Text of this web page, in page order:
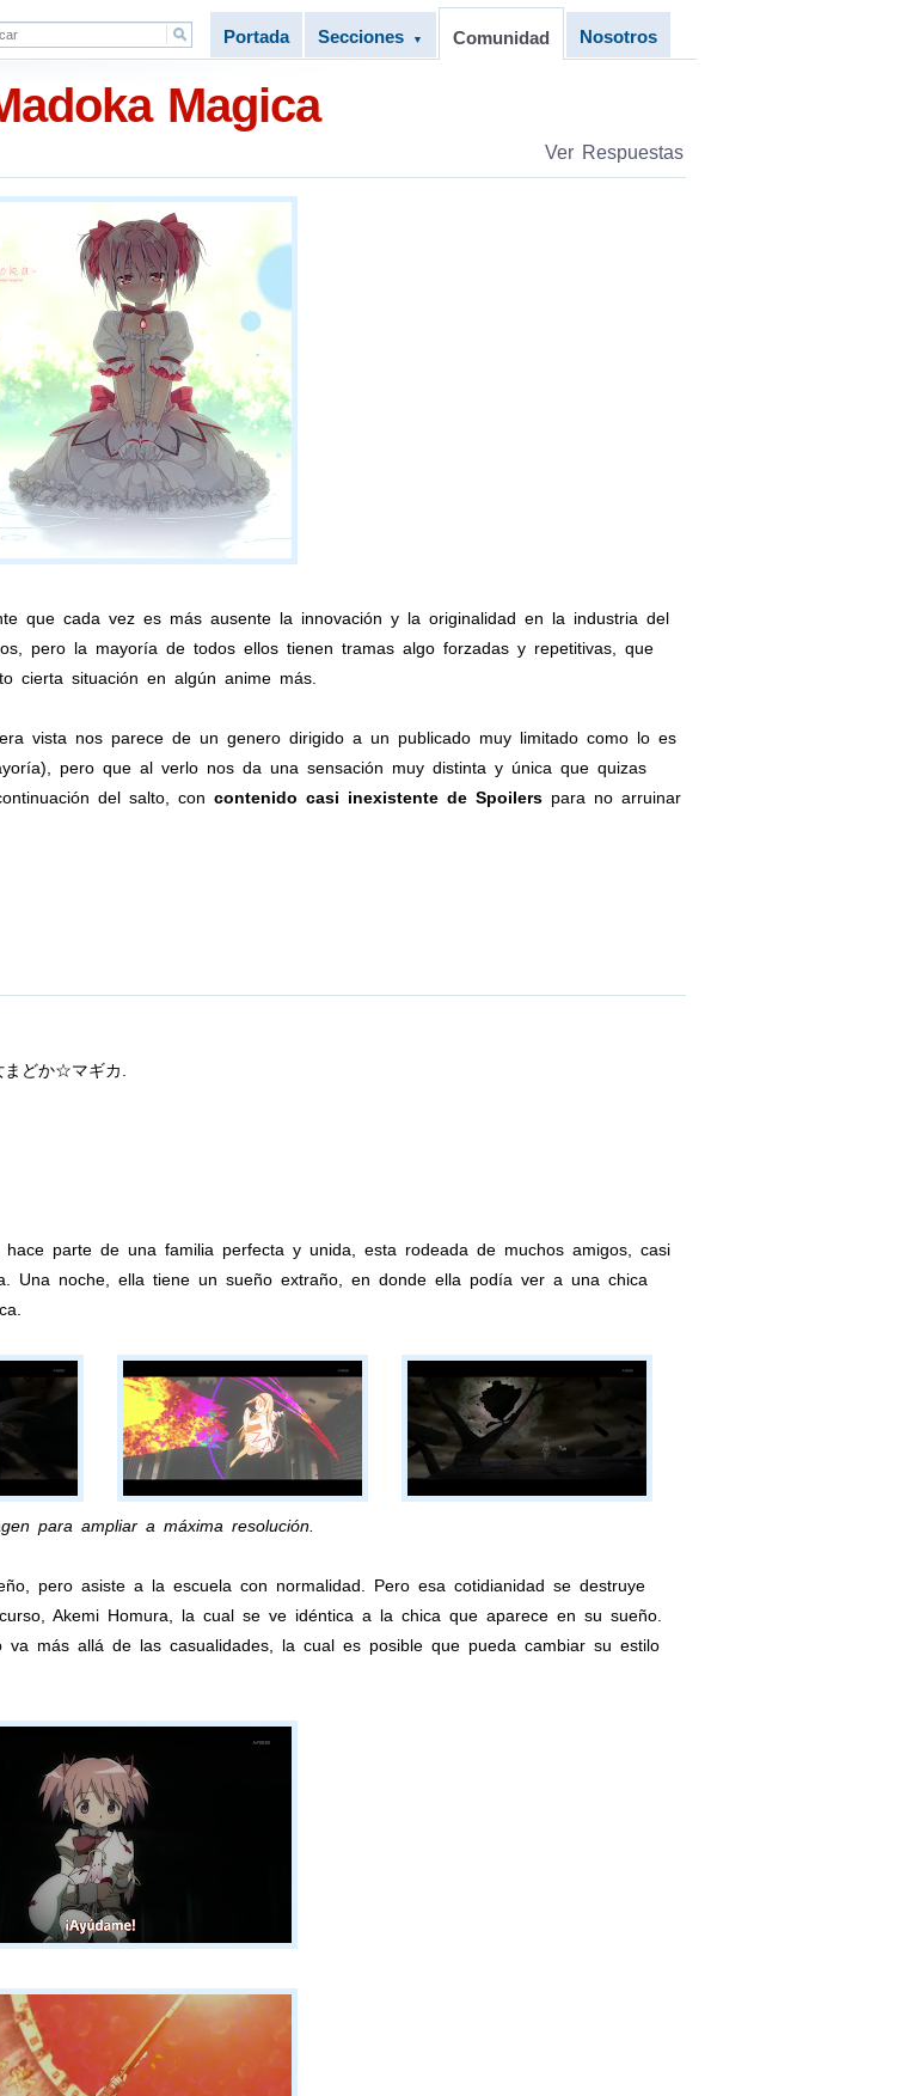
Portada Secciones ▼ Comunidad Nosotros
Magica
Ver Respuestas
que cada vez es más ausente la innovación y la originalidad en la industria del
pero la mayoría de todos ellos tienen tramas algo forzadas y repetitivas, que
cierta situación en algún anime más.
vista nos parece de un genero dirigido a un publicado muy limitado como lo es
pero que al verlo nos da una sensación muy distinta y única que quizas
del salto, con contenido casi inexistente de Spoilerspara no arruinar
まどか☆マギカ.
parte de una familia perfecta y unida, esta rodeada de muchos amigos, casi
Una noche, ella tiene un sueño extraño, en donde ella podía ver a una chica
para ampliar a máxima resolución.
pero asiste a la escuela con normalidad. Pero esa cotidianidad se destruye
Akemi Homura, la cual se ve idéntica a la chica que aparece en su sueño.
más allá de las casualidades, la cual es posible que pueda cambiar su estilo